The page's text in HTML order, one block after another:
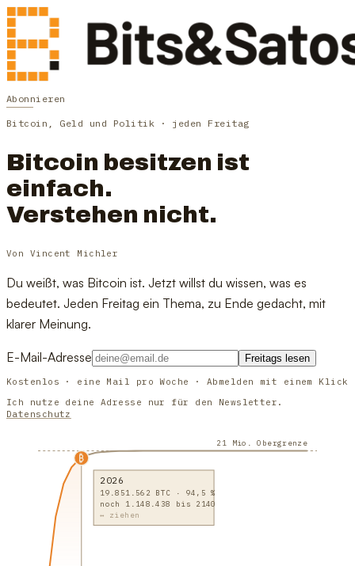
Abonnieren
Bitcoin, Geld und Politik · jeden Freitag
Bitcoin besitzen ist
einfach.
Verstehen nicht.
Von Vincent Michler
Du weißt, was Bitcoin ist. Jetzt willst du wissen, was es
bedeutet. Jeden Freitag ein Thema, zu Ende gedacht, mit
klarer Meinung.
E-Mail-Adresse Freitags lesen
Kostenlos · eine Mail pro Woche · Abmelden mit einem Klick
Ich nutze deine Adresse nur für den Newsletter.
Datenschutz
21 Mio. Obergrenze
2026
19.851.562 BTC · 94,5 %
noch 1.148.438 bis 2140
↔ ziehen